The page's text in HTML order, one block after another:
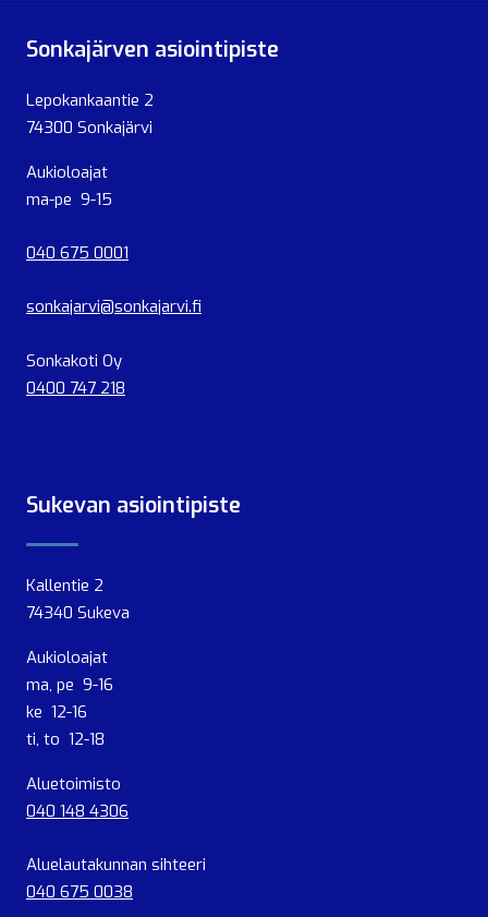
Sonkajärven asiointipiste
Lepokankaantie 2
74300 Sonkajärvi
Aukioloajat
ma-pe 9-15
040 675 0001
sonkajarvi@sonkajarvi.fi
Sonkakoti Oy
0400 747 218
Sukevan asiointipiste
Kallentie 2
74340 Sukeva
Aukioloajat
ma, pe 9-16
ke 12-16
ti, to 12-18
Aluetoimisto
040 148 4306
Aluelautakunnan sihteeri
040 675 0038